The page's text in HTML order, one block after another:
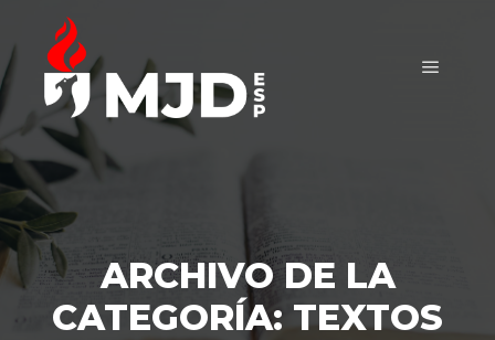
ARCHIVO DE LA
CATEGORÍA: TEXTOS